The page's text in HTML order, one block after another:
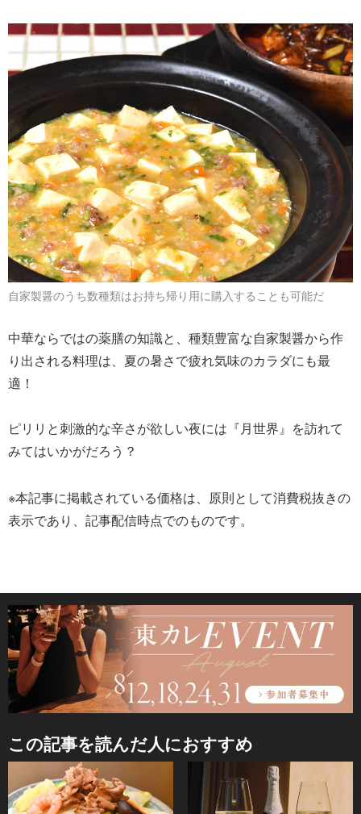
自家製醤のうち数種類はお持ち帰り用に購入することも可能だ
中華ならではの薬膳の知識と、種類豊富な自家製醤から作
り出される料理は、夏の暑さで疲れ気味のカラダにも最
適！
ピリリと刺激的な辛さが欲しい夜には『月世界』を訪れて
みてはいかがだろう？
※本記事に掲載されている価格は、原則として消費税抜きの
表示であり、記事配信時点でのものです。
この記事を読んだ人におすすめ